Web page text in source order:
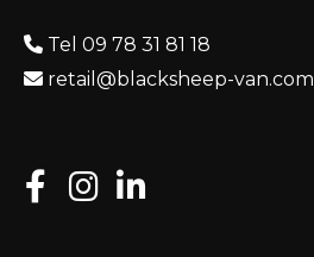
Tel 09 78 31 81 18
retail@blacksheep-van.com